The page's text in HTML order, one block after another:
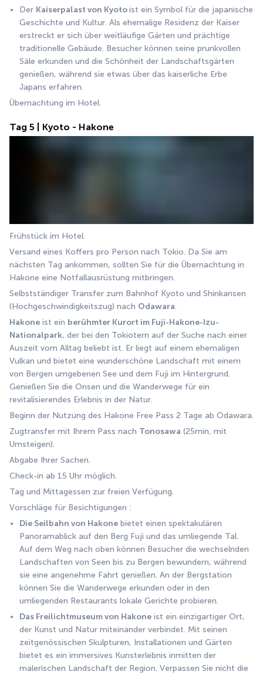
Der Kaiserpalast von Kyoto ist ein Symbol für die japanische
Geschichte und Kultur. Als ehemalige Residenz der Kaiser
erstreckt er sich über weitläufige Gärten und prächtige
traditionelle Gebäude. Besucher können seine prunkvollen
Säle erkunden und die Schönheit der Landschaftsgärten
genießen, während sie etwas über das kaiserliche Erbe
Japans erfahren.
Übernachtung im Hotel.
Tag 5 | Kyoto - Hakone
Frühstück im Hotel.
Versand eines Koffers pro Person nach Tokio. Da Sie am
nächsten Tag ankommen, sollten Sie für die Übernachtung in
Hakone eine Notfallausrüstung mitbringen.
Selbstständiger Transfer zum Bahnhof Kyoto und Shinkansen
(Hochgeschwindigkeitszug) nach Odawara.
Hakone ist ein berühmter Kurort im Fuji-Hakone-Izu-
Nationalpark, der bei den Tokiotern auf der Suche nach einer
Auszeit vom Alltag beliebt ist. Er liegt auf einem ehemaligen
Vulkan und bietet eine wunderschöne Landschaft mit einem
von Bergen umgebenen See und dem Fuji im Hintergrund.
Genießen Sie die Onsen und die Wanderwege für ein
revitalisierendes Erlebnis in der Natur.
Zugtransfer mit Ihrem Pass nach Tonosawa (25min, mit
Umsteigen).
Abgabe Ihrer Sachen.
Check-in ab 15 Uhr möglich.
Tag und Mittagessen zur freien Verfügung.
Vorschläge für Besichtigungen :
Die Seilbahn von Hakone bietet einen spektakulären
Panoramablick auf den Berg Fuji und das umliegende Tal.
Auf dem Weg nach oben können Besucher die wechselnden
Landschaften von Seen bis zu Bergen bewundern, während
sie eine angenehme Fahrt genießen. An der Bergstation
können Sie die Wanderwege erkunden oder in den
umliegenden Restaurants lokale Gerichte probieren.
Das Freilichtmuseum von Hakone ist ein einzigartiger Ort,
der Kunst und Natur miteinander verbindet. Mit seinen
zeitgenössischen Skulpturen, Installationen und Gärten
bietet es ein immersives Kunsterlebnis inmitten der
malerischen Landschaft der Region. Verpassen Sie nicht die